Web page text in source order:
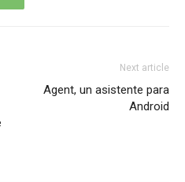
Next article
Agent, un asistente para
Android